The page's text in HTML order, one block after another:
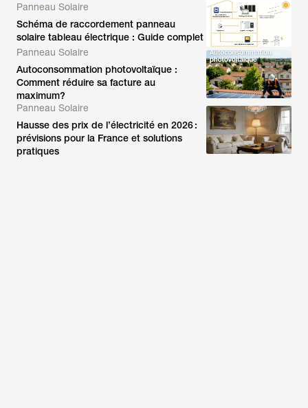
Panneau Solaire
Schéma de raccordement panneau
solaire tableau électrique : Guide complet
Panneau Solaire
Autoconsommation photovoltaïque :
Comment réduire sa facture au
maximum?
Panneau Solaire
Hausse des prix de l’électricité en 2026 :
prévisions pour la France et solutions
pratiques